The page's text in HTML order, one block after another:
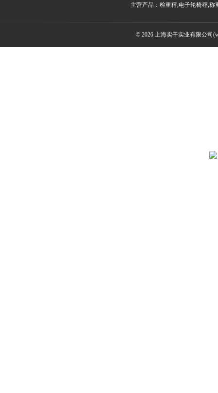
主营产品：检重秤,电子轮椅秤,
© 2026 上海实干实业有限公司